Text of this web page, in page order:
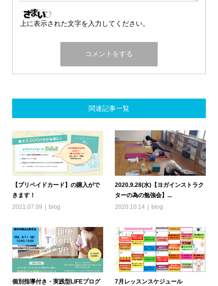
上に表示された文字を入力してください。
関連記事一覧
【プリペイドカード】の購入がで
きます！
2021.07.09
blog
2020.9.28(水)【ヨガインストラク
ターの為の勉強会】...
2020.10.14
blog
個別指導付き・実践型LIFEプログ
7月レッスンスケジュール